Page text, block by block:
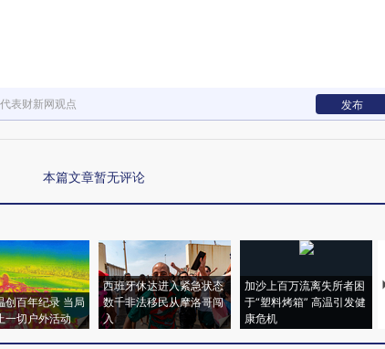
表财新网观点 发布
本篇文章暂无评论
创百年纪录 当局
一切户外活动
西班牙休达进入紧急状态
数千非法移民从摩洛哥闯
入
加沙上百万流离失所者困
于“塑料烤箱” 高温引发健
康危机